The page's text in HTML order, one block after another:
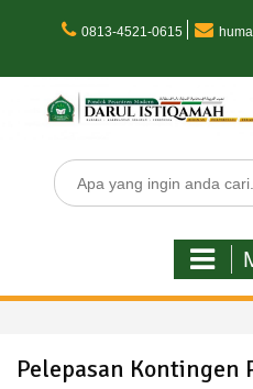
0813-4521-0615
Search
for:
Pelepasan Kontingen